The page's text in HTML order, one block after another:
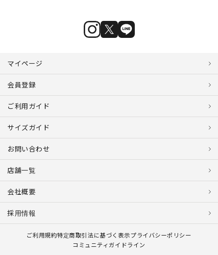
マイページ
会員登録
ご利用ガイド
サイズガイド
お問い合わせ
店舗一覧
会社概要
採用情報
ご利用規約特定商取引法に基づく表示プライバシーポリシー
コミュニティガイドライン